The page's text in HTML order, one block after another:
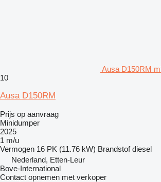
Ausa D150RM
10
Ausa D150RM
Prijs op aanvraag
Minidumper
2025
1 m/u
Vermogen 16 PK (11.76 kW) Brandstof diesel
Nederland, Etten-Leur
Bove-International
Contact opnemen met verkoper